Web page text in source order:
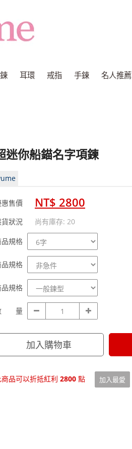
耳環 戒指 手鍊 名人推薦
迷你船錨名字項鍊
售價 NT$ 2800
貨狀況 尚有庫存: 20
規格 商
品
規
規格 商
品
規
規格 商
品
規
量 數
量
加入購物車
商品可以折抵紅利 2800 點 加入最愛